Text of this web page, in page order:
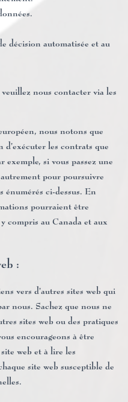
décision automatisée et au
nous contacter via les
nous notons que
les contrats que
exemple, si vous passez une
pour poursuivre
énumérés ci-dessus. En
pourraient être
compris au Canada et aux
:
vers d’autres sites web qui
nous. Sachez que nous ne
sites web ou des pratiques
encourageons à être
web et à lire les
site web susceptible de